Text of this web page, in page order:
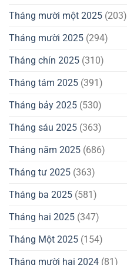
Tháng mười một 2025 (203)
Tháng mười 2025 (294)
Tháng chín 2025 (310)
Tháng tám 2025 (391)
Tháng bảy 2025 (530)
Tháng sáu 2025 (363)
Tháng năm 2025 (686)
Tháng tư 2025 (363)
Tháng ba 2025 (581)
Tháng hai 2025 (347)
Tháng Một 2025 (154)
Tháng mười hai 2024 (81)